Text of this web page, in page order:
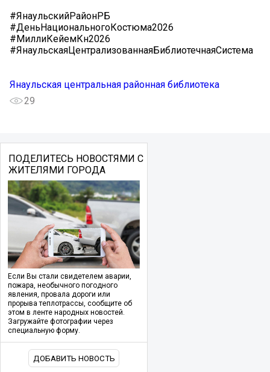
#ЯнаульскийРайонРБ
#ДеньНациональногоКостюма2026
#МиллиКейемКөнө2026
#ЯнаульскаяЦентрализованнаяБиблиотечнаяСистема
Янаульская центральная районная библиотека
29
ПОДЕЛИТЕСЬ НОВОСТЯМИ С
ЖИТЕЛЯМИ ГОРОДА
Если Вы стали свидетелем аварии,
пожара, необычного погодного
явления, провала дороги или
прорыва теплотрассы, сообщите об
этом в ленте народных новостей.
Загружайте фотографии через
специальную форму.
ДОБАВИТЬ НОВОСТЬ